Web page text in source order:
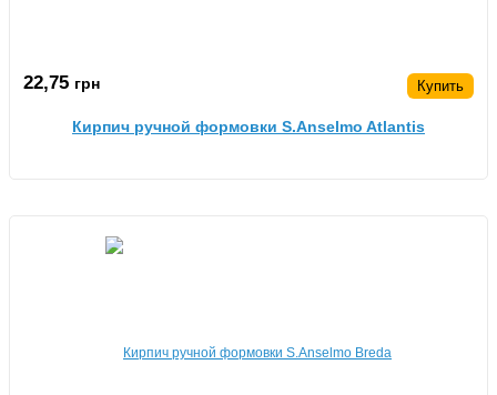
22,75 грн Купить
Кирпич ручной формовки S.Anselmo Atlantis